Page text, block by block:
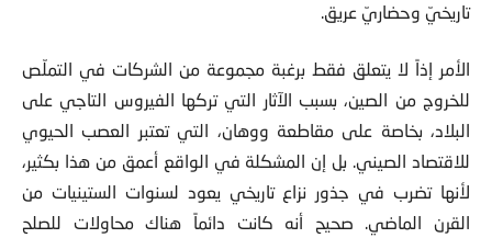
تاريخيّ وحضاريّ عريق.
الأمر إذاً لا يتعلق فقط برغبة مجموعة من الشركات في التملّص
للخروج من الصين، بسبب الآثار التي تركها الفيروس التاجي على
البلاد، بخاصة على مقاطعة ووهان، التي تعتبر العصب الحيوي
للاقتصاد الصيني. بل إن المشكلة في الواقع أعمق من هذا بكثير،
لأنها تضرب في جذور نزاع تاريخي يعود لسنوات الستينيات من
القرن الماضي. صحيح أنه كانت دائماً هناك محاولات للصلح